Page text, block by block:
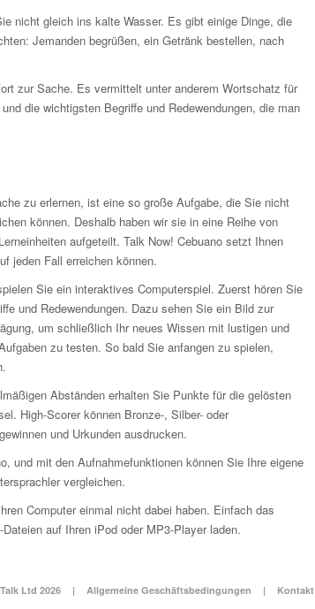
nicht gleich ins kalte Wasser. Es gibt einige Dinge, die
Jemanden begrüßen, ein Getränk bestellen, nach
zur Sache. Es vermittelt unter anderem Wortschatz für
die wichtigsten Begriffe und Redewendungen, die man
zu erlernen, ist eine so große Aufgabe, die Sie nicht
können. Deshalb haben wir sie in eine Reihe von
aufgeteilt. Talk Now! Cebuano setzt Ihnen
jeden Fall erreichen können.
Sie ein interaktives Computerspiel. Zuerst hören Sie
und Redewendungen. Dazu sehen Sie ein Bild zur
um schließlich Ihr neues Wissen mit lustigen und
zu testen. So bald Sie anfangen zu spielen,
Abständen erhalten Sie Punkte für die gelösten
High-Scorer können Bronze-, Silber- oder
und Urkunden ausdrucken.
und mit den Aufnahmefunktionen können Sie Ihre eigene
vergleichen.
Computer einmal nicht dabei haben. Einfach das
auf Ihren iPod oder MP3-Player laden.
Ltd 2026 | Allgemeine Geschäftsbedingungen | Kontakt